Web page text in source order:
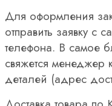
Для оформления
отправить заявку с
телефона. В самое
свяжется менеджер
деталей (адрес